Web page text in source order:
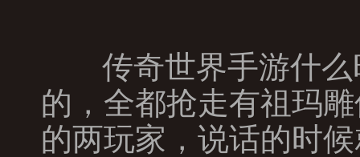
传奇世界手游什么
的，全都抢走有祖玛
的两玩家，说话的时